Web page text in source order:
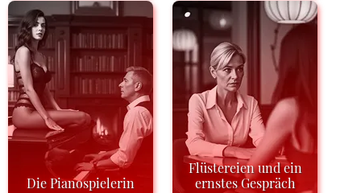
Die Pianospielerin
Flüstereien und ein
ernstes Gespräch